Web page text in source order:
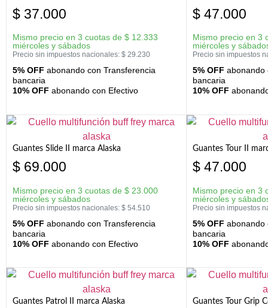
$ 37.000
Mismo precio en 3 cuotas de $ 12.333
miércoles y sábados
Precio sin impuestos nacionales: $ 29.230
5% OFF abonando con Transferencia
bancaria
10% OFF abonando con Efectivo
$ 47.000
Mismo precio en 3
miércoles y
Precio sin impuestos
5% OFF abonando
bancaria
10% OFF
Guantes Slide II marca Alaska
$ 69.000
Mismo precio en 3 cuotas de $ 23.000
miércoles y sábados
Precio sin impuestos nacionales: $ 54.510
5% OFF abonando con Transferencia
bancaria
10% OFF abonando con Efectivo
Guantes Tour II
$ 47.000
Mismo precio en 3
miércoles y
Precio sin impuestos
5% OFF abonando
bancaria
10% OFF
Guantes Patrol II marca Alaska Guantes Tour Grip